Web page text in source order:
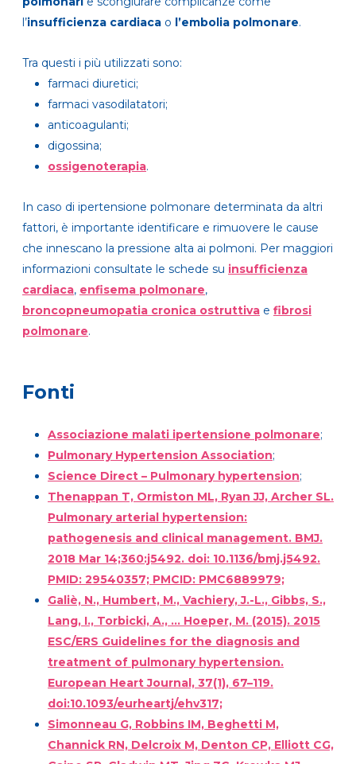
l’insufficienza cardiaca o l’embolia polmonare.
Tra questi i più utilizzati sono:
farmaci diuretici;
farmaci vasodilatatori;
anticoagulanti;
digossina;
ossigenoterapia.
In caso di ipertensione polmonare determinata da altri
fattori, è importante identificare e rimuovere le cause
che innescano la pressione alta ai polmoni. Per maggiori
informazioni consultate le schede su insufficienza
cardiaca, enfisema polmonare,
broncopneumopatia cronica ostruttiva e fibrosi
polmonare.
Fonti
Associazione malati ipertensione polmonare;
Pulmonary Hypertension Association;
Science Direct – Pulmonary hypertension;
Thenappan T, Ormiston ML, Ryan JJ, Archer SL.
Pulmonary arterial hypertension:
pathogenesis and clinical management. BMJ.
2018 Mar 14;360:j5492. doi: 10.1136/bmj.j5492.
PMID: 29540357; PMCID: PMC6889979;
Galiè, N., Humbert, M., Vachiery, J.-L., Gibbs, S.,
Lang, I., Torbicki, A., … Hoeper, M. (2015). 2015
ESC/ERS Guidelines for the diagnosis and
treatment of pulmonary hypertension.
European Heart Journal, 37(1), 67–119.
doi:10.1093/eurheartj/ehv317;
Simonneau G, Robbins IM, Beghetti M,
Channick RN, Delcroix M, Denton CP, Elliott CG,